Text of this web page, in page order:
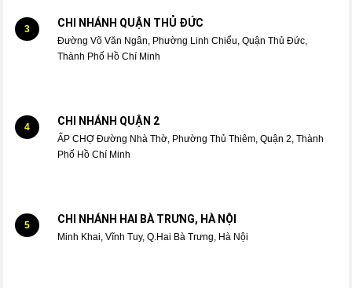
3 CHI NHÁNH QUẬN THỦ ĐỨC
Đường Võ Văn Ngân, Phường Linh Chiểu, Quận Thủ Đức,
Thành Phố Hồ Chí Minh
4 CHI NHÁNH QUẬN 2
ẤP CHỢ Đường Nhà Thờ, Phường Thủ Thiêm, Quận 2, Thành
Phố Hồ Chí Minh
5 CHI NHÁNH HAI BÀ TRƯNG, HÀ NỘI
Minh Khai, Vĩnh Tuy, Q.Hai Bà Trưng, Hà Nội